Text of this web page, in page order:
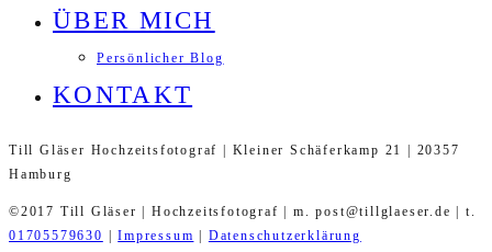
ÜBER MICH
Persönlicher Blog
KONTAKT
Till Gläser Hochzeitsfotograf | Kleiner Schäferkamp 21 | 20357
Hamburg
©2017 Till Gläser | Hochzeitsfotograf | m. post@tillglaeser.de | t.
01705579630
|Impressum Datenschutzerklärung